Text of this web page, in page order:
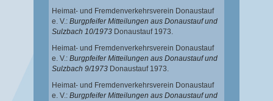
Heimat- und Fremdenverkehrsverein Donaustauf
e. V.: Burgpfeifer Mitteilungen aus Donaustauf und
Sulzbach 10/1973 Donaustauf 1973.
Heimat- und Fremdenverkehrsverein Donaustauf
e. V.: Burgpfeifer Mitteilungen aus Donaustauf und
Sulzbach 9/1973 Donaustauf 1973.
Heimat- und Fremdenverkehrsverein Donaustauf
e. V.: Burgpfeifer Mitteilungen aus Donaustauf und